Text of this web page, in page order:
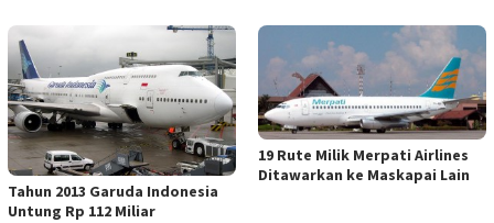
Tahun 2013 Garuda Indonesia
Untung Rp 112 Miliar
19 Rute Milik Merpati Airlines
Ditawarkan ke Maskapai Lain